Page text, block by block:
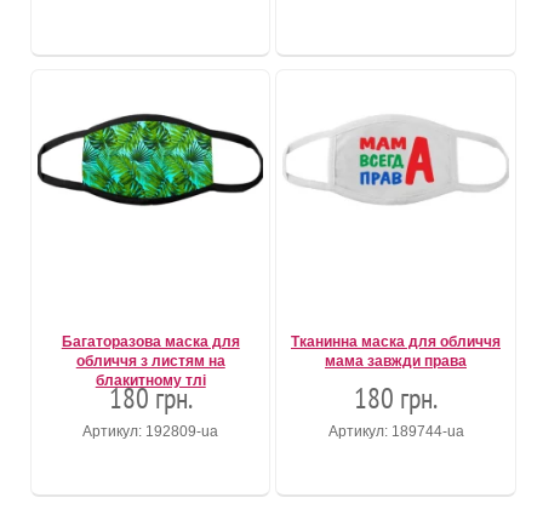
Багаторазова маска для
обличчя з листям на
блакитному тлі
180 грн.
Артикул: 192809-ua
Тканинна маска для обличчя
мама завжди права
180 грн.
Артикул: 189744-ua